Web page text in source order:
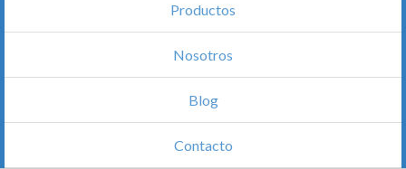
Productos
Nosotros
Blog
Contacto